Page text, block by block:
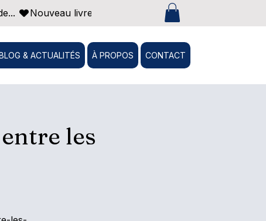
BLOG & ACTUALITÉS À PROPOS CONTACT
les